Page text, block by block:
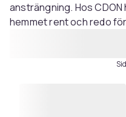
ansträngning. Hos
hemmet rent och redo